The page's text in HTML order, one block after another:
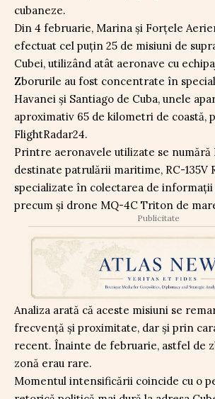
cubaneze.
Din 4 februarie, Marina și Forțele
efectuat cel puțin 25 de misiuni de
Cubei, utilizând atât aeronave cu
Zborurile au fost concentrate în
Havanei și Santiago de Cuba, unele
aproximativ 65 de kilometri de coastă,
FlightRadar24.
Printre aeronavele utilizate se numără
destinate patrulării maritime, RC-135V
specializate în colectarea de
precum și drone MQ-4C Triton de
Publicitate
Analiza arată că aceste misiuni se
frecvență și proximitate, dar și prin
recent. Înainte de februarie, astfel de
zonă erau rare.
Momentul intensificării coincide cu o